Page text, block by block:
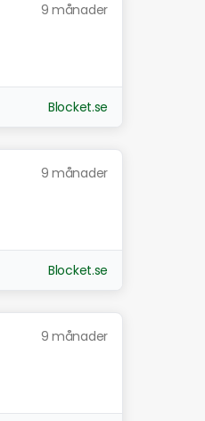
9 månader
Blocket.se
9 månader
Blocket.se
9 månader